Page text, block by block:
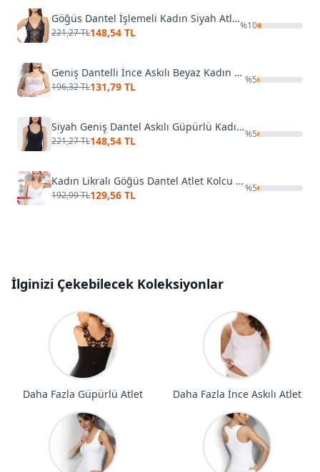
Göğüs Dantel İşlemeli Kadın Siyah Atlet KB2581
221,27 TL148,54 TL
%10
Geniş Dantelli İnce Askılı Beyaz Kadın Atlet KB2530
196,32 TL131,79 TL
%5
Siyah Geniş Dantel Askılı Güpürlü Kadın Atlet Kolcu KB2591
221,27 TL148,54 TL
%5
Kadın Likralı Göğüs Dantel Atlet Kolcu 2596
192,99 TL129,56 TL
%5
İlginizi Çekebilecek Koleksiyonlar
Daha Fazla Güpürlü Atlet Daha Fazla İnce Askılı Atlet